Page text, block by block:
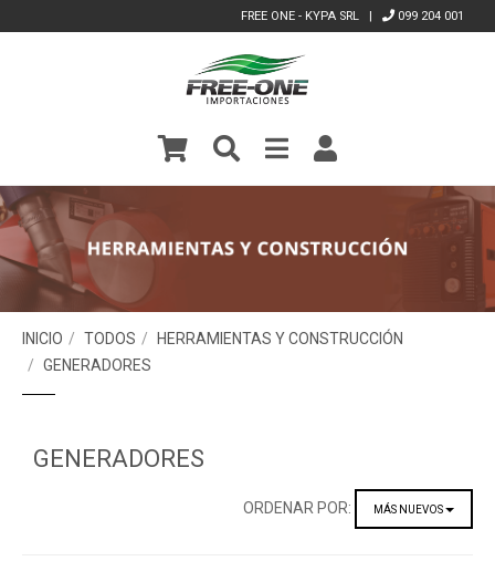
FREE ONE - KYPA SRL | 099 204 001
INICIO TODOS
HERRAMIENTAS Y CONSTRUCCIÓN
GENERADORES
GENERADORES
ORDENAR POR: MÁS NUEVOS